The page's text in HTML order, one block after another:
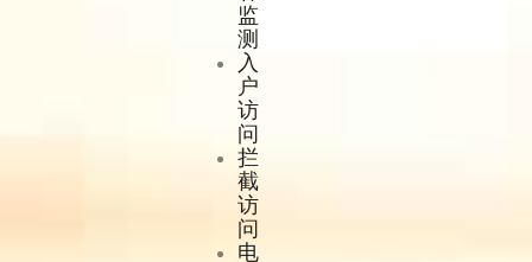
监
测
入
户
访
问
拦
截
访
问
电